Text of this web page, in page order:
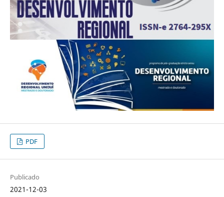
PDF
Publicado
2021-12-03